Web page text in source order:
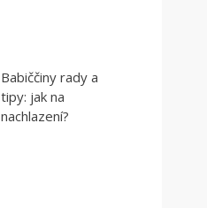
Babiččiny rady a
tipy: jak na
nachlazení?